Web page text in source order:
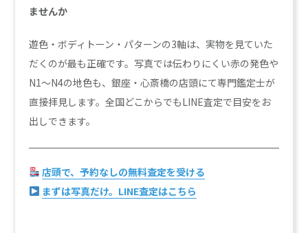
ませんか
遊色・ボディトーン・パターンの3軸は、実物を見ていた
だくのが最も正確です。写真では伝わりにくい赤の発色や
N1〜N4の地色も、銀座・心斎橋の店頭にて専門鑑定士が
直接拝見します。全国どこからでもLINE査定で目安をお
出しできます。
店頭で、予約なしの無料査定を受ける
まずは写真だけ。LINE査定はこちら